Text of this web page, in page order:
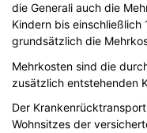
die Generali auch die
Kindern bis einschließlich
grundsätzlich die
Mehrkosten sind die
zusätzlich entstehenden
Der
Wohnsitzes der